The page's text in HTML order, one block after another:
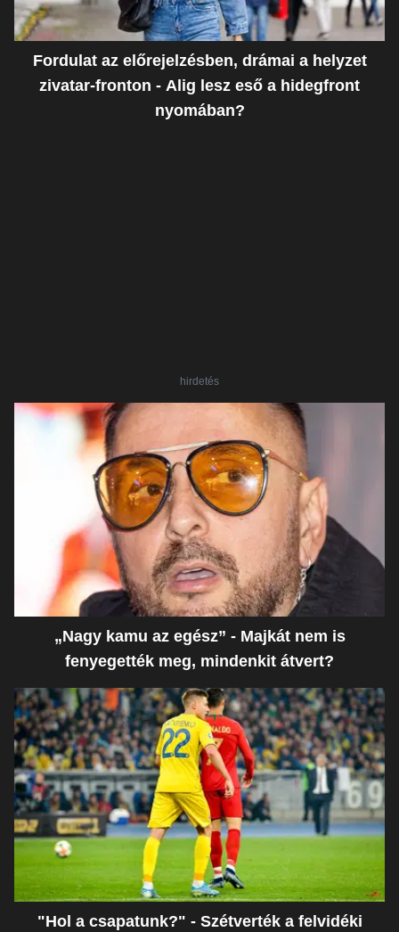
Fordulat az előrejelzésben, drámai a helyzet
zivatar-fronton - Alig lesz eső a hidegfront
nyomában?
hirdetés
„Nagy kamu az egész” - Majkát nem is
fenyegették meg, mindenkit átvert?
"Hol a csapatunk?" - Szétverték a felvidéki